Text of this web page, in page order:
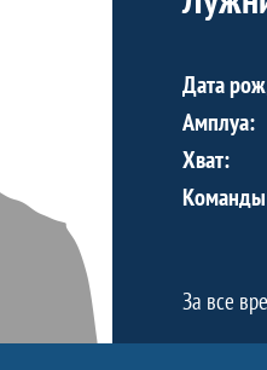
Дата
Амплуа:
Хват:
За все